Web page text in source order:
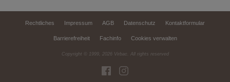
Rechtliches Impressum AGB Datenschutz Kontaktformular
Barrierefreiheit Fachinfo Cookies verwalten
Copyright © 1999, 2026 Virbac. All rights reserved